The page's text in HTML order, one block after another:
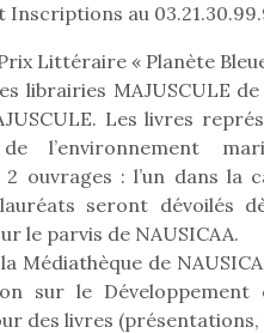
Inscriptions au
Littéraire « Planète
librairies MAJUSCULE
Les livres
l’environnement
ouvrages : l’un dans la
seront dévoilés
le parvis de NAUSICAA.
Médiathèque de
sur le
des livres
pour les
et les petits !
les vacances
et avec le
beaux jours,
rêvée
enfants de…
Et si
Après
feux à
presque